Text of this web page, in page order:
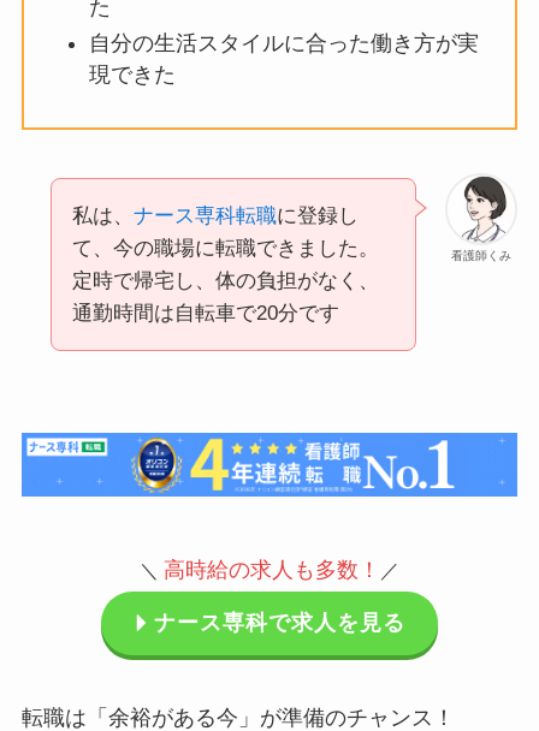
た
自分の生活スタイルに合った働き方が実
現できた
看護師くみ
私は、 ナース専科転職に登録し
て、今の職場に転職できました。
定時で帰宅し、体の負担がなく、
通勤時間は自転車で20分です
＼ 高時給の求人も多数 ！ ／
ナース専科で求人を見る
転職は「余裕がある今」が準備のチャンス！